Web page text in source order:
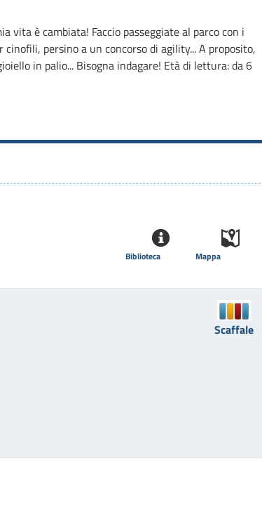
vita è cambiata! Faccio passeggiate al parco con i
persino a un concorso di agility... A proposito,
in palio... Bisogna indagare! Età di lettura: da 6
Mappa
Biblioteca
Scaffale